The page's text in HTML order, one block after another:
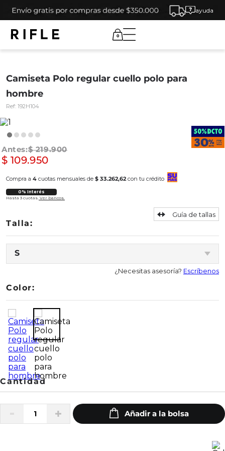
ayuda
0
Camiseta Polo regular cuello polo para
hombre
Ref: 192H104
$ 219.900
$ 109.950
Compra a 4 cuotas mensuales de $ 33.262,62 con tu crédito
0% Interés
Hasta 3 cuotas. Ver bancos.
S
Guía de tallas
¿Necesitas asesoría? Escríbenos
Color: